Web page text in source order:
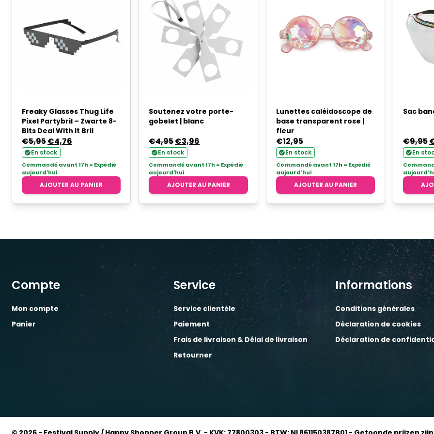
Freaky Glasses Thug Life
Pixel Partybril – Zwarte 8-
Bits Deal With It Bril
€5,95Le
prix
initial
était :
€5,95.
€4,76
actuel
est :
€4,76.
En stock
Commandé avant 17h = Expédié
aujourd'hui
AJOUTER AU PANIER
Soutenez votre porte-
gobelet | blanc
€4,95Le
prix
initial
était :
€4,95.
€3,96
actuel
est :
€3,96.
En stock
Commandé avant 17h = Expédié
aujourd'hui
AJOUTER AU PANIER
Lunettes caléidoscope de
base transparent rose |
fleur
€12,95
En stock
Commandé avant 17h = Expédié
aujourd'hui
AJOUTER AU PANIER
Sac
€9,95
En
Compte
Mon compte
Panier
Service
Service clientèle
Paiement
Frais de livraison & Délai de livraison
Retourner
Informations
Conditions générales
Déclaration de cookies
Déclaration de